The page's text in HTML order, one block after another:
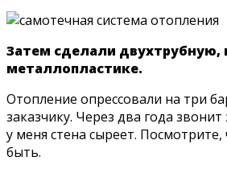
Затем сделали двухтрубную,
металлопластике.
Отопление опрессовали на три
заказчику. Через два года звонит
у меня стена сыреет.
быть.